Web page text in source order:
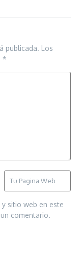
publicada. Los
*
sitio web en este
comentario.